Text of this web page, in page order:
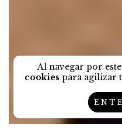
Al navegar por
cookies para agilizar